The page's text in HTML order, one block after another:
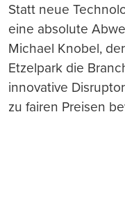
Statt neue
eine absolute
Michael Knobel,
Etzelpark die
innovative
zu fairen Preisen